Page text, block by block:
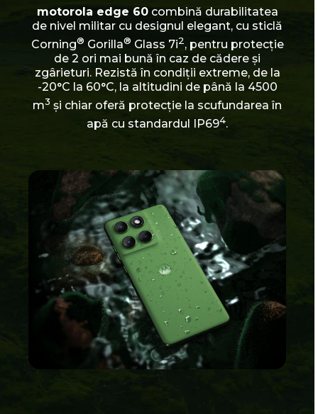
motorola edge 60combină durabilitatea
de nivel militar cu designul elegant, cu sticlă
Corning® Gorilla® Glass 7i2, pentru protecție
de 2 ori mai bună în caz de cădere și
zgârieturi. Rezistă în condiții extreme, de la
-20°C la 60°C, la altitudini de până la 4500
m3 și chiar oferă protecție la scufundarea în
apă cu standardul IP694.